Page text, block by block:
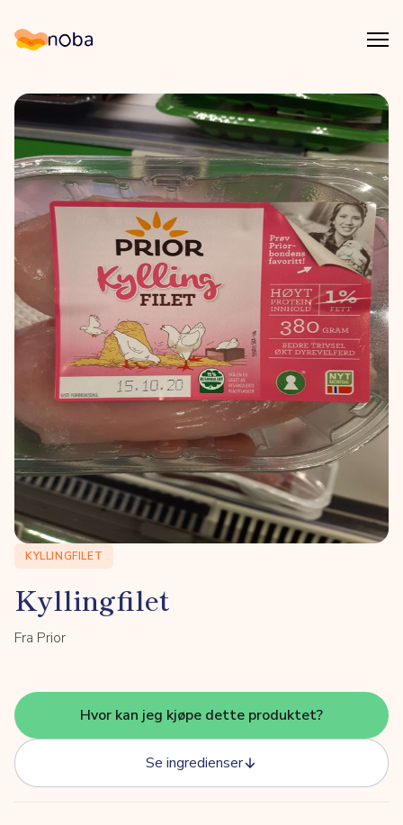
Noba
KYLLINGFILET
Kyllingfilet
Fra Prior
Hvor kan jeg kjøpe dette produktet?
Se ingredienser